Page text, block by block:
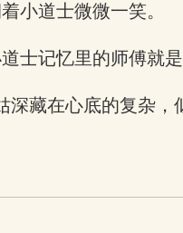
小道士微微一笑。
士记忆里的师傅就
藏在心底的复杂，